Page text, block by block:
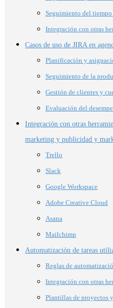
Seguimiento del tiempo
Integración con otras
Casos de uso de JIRA en
Planificación y
Seguimiento de la
Gestión de clientes y
Evaluación del
Integración con otras
marketing y publicidad y
Trello
Slack
Google Workspace
Adobe Creative Cloud
Asana
Mailchimp
Automatización de tareas
Reglas de
Integración con otras
Plantillas de proyectos